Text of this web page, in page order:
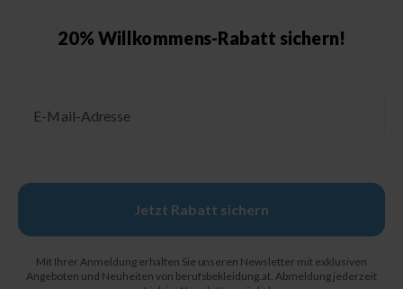
Größentabelle Schuhe
Pflegehinweise
© 2026, Berufsbekleidung.de
20% Willkommens-Rabatt sichern!
Jetzt Rabatt sichern
Mit Ihrer Anmeldung erhalten Sie unseren Newsletter mit exklusiven
Angeboten und Neuheiten von berufsbekleidung.at. Abmeldung jederzeit